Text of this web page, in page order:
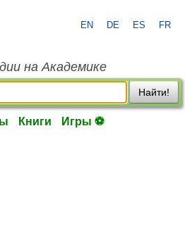
EN DE ES FR
на Академике
Найти!
Книги Игры ⚽